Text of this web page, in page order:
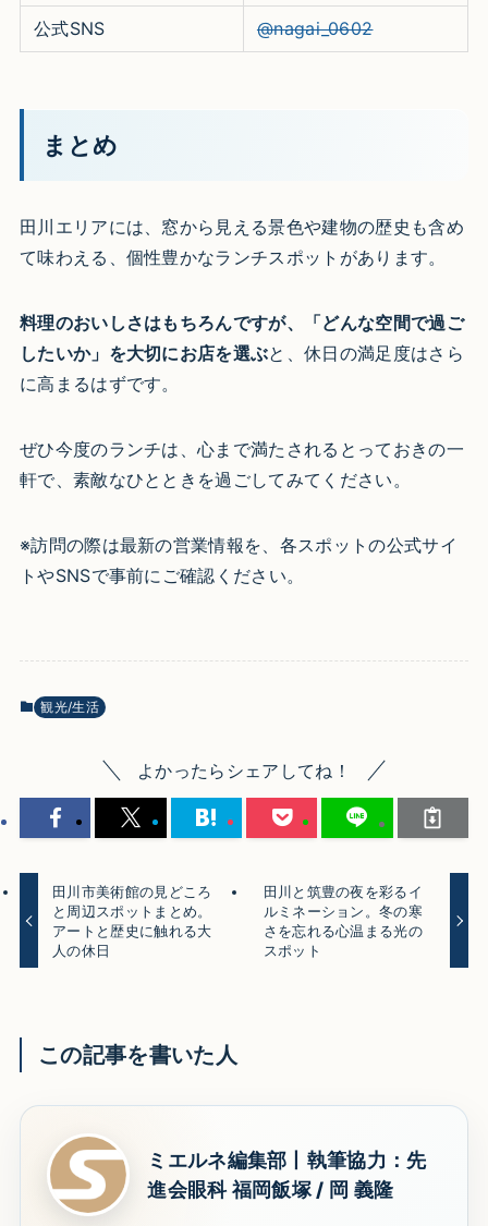
公式SNS @nagai_0602
まとめ
田川エリアには、窓から見える景色や建物の歴史も含め
て味わえる、個性豊かなランチスポットがあります。
料理のおいしさはもちろんですが、「どんな空間で過ご
したいか」を大切にお店を選ぶと、休日の満足度はさら
に高まるはずです。
ぜひ今度のランチは、心まで満たされるとっておきの一
軒で、素敵なひとときを過ごしてみてください。
※訪問の際は最新の営業情報を、各スポットの公式サイ
トやSNSで事前にご確認ください。
観光/生活
よかったらシェアしてね！
田川市美術館の見どころ
と周辺スポットまとめ。
アートと歴史に触れる大
人の休日
田川と筑豊の夜を彩るイ
ルミネーション。冬の寒
さを忘れる心温まる光の
スポット
この記事を書いた人
ミエルネ編集部丨執筆協力：先
進会眼科 福岡飯塚 / 岡 義隆